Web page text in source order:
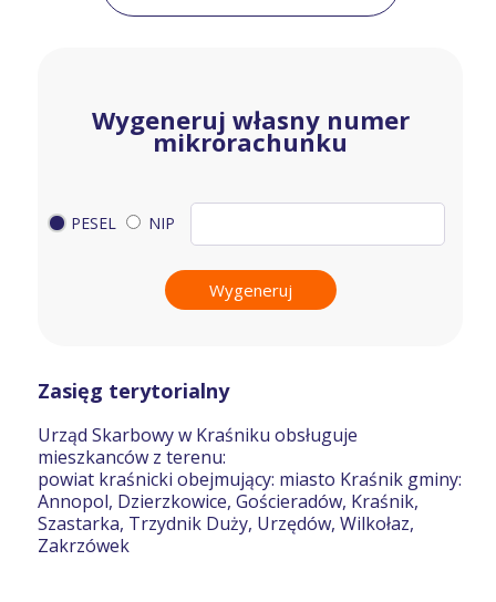
Wygeneruj własny numer
mikrorachunku
PESEL NIP
Wygeneruj
Zasięg terytorialny
Urząd Skarbowy w Kraśniku obsługuje
mieszkanców z terenu:
powiat kraśnicki obejmujący: miasto Kraśnik gminy:
Annopol, Dzierzkowice, Gościeradów, Kraśnik,
Szastarka, Trzydnik Duży, Urzędów, Wilkołaz,
Zakrzówek